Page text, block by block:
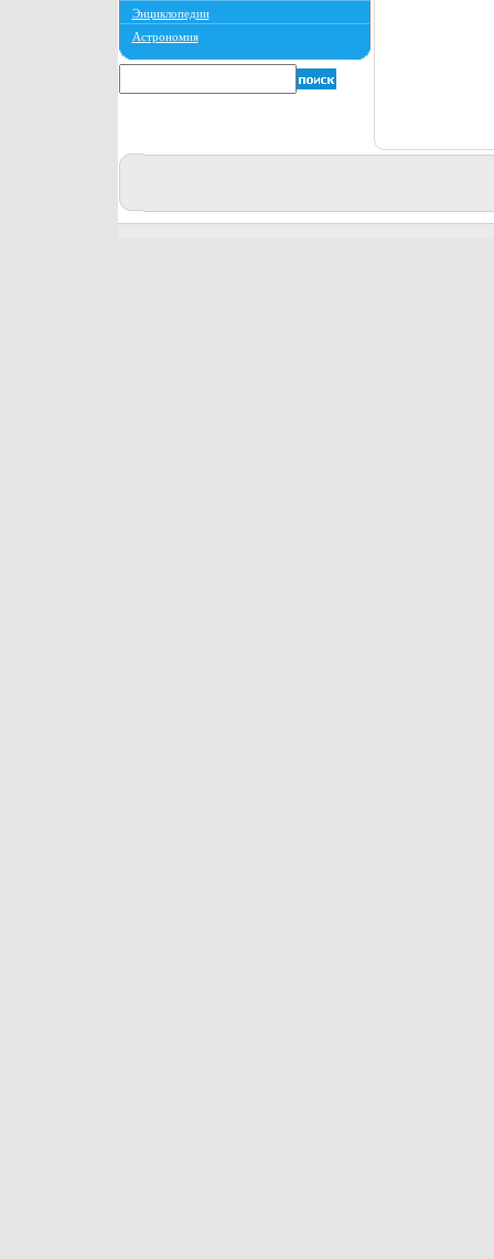
Энциклопедии
Астрономия